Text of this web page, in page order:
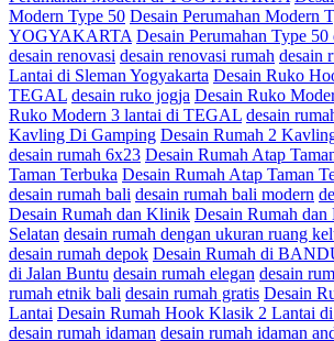
Modern Type 50 Desain Perumahan Modern
YOGYAKARTA Desain Perumahan Type
desain renovasi desain renovasi rumah desain
Lantai di Sleman Yogyakarta Desain Ruko
TEGAL desain ruko jogja Desain Ruko
Ruko Modern 3 lantai di TEGAL desain
Kavling Di Gamping Desain Rumah 2
desain rumah 6x23 Desain Rumah Atap
Taman Terbuka Desain Rumah Atap Taman
desain rumah bali desain rumah bali modern
Desain Rumah dan Klinik Desain Rumah
Selatan desain rumah dengan ukuran ruang
desain rumah depok Desain Rumah di
di Jalan Buntu desain rumah elegan desain
rumah etnik bali desain rumah gratis Desain
Lantai Desain Rumah Hook Klasik 2 Lantai
desain rumah idaman desain rumah idaman